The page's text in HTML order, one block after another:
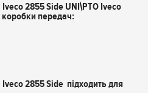
2855 Side UNI\PTO Iveco
коробки передач:
2855 Side підходить для